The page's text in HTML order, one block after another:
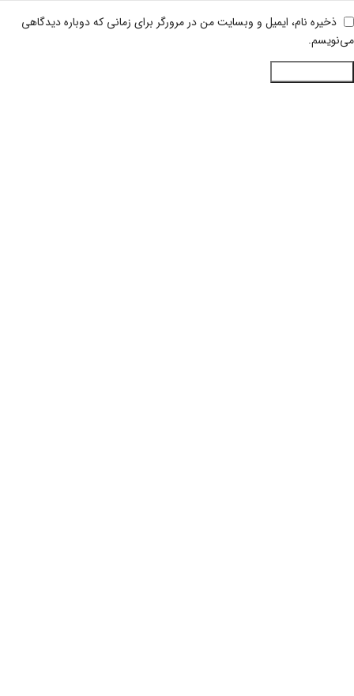
ذخیره نام، ایمیل و وبسایت من در مرورگر برای زمانی که دوباره دیدگاهی
می‌نویسم.